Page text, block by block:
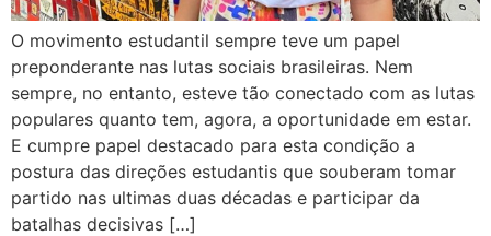
O movimento estudantil sempre teve um papel
preponderante nas lutas sociais brasileiras. Nem
sempre, no entanto, esteve tão conectado com as lutas
populares quanto tem, agora, a oportunidade em estar.
E cumpre papel destacado para esta condição a
postura das direções estudantis que souberam tomar
partido nas ultimas duas décadas e participar da
batalhas decisivas […]